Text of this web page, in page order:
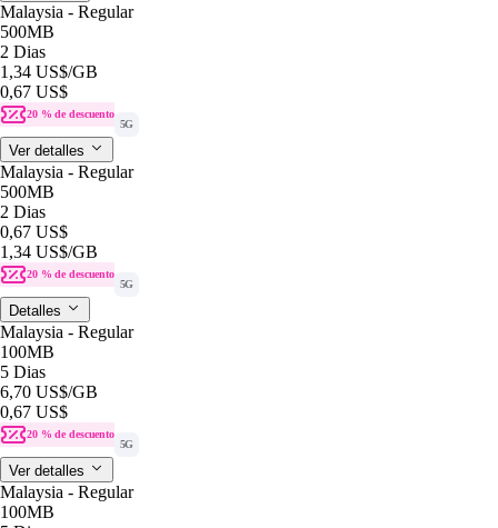
Malaysia - Regular
500MB
2 Dias
1,34 US$/GB
0,67 US$
20 % de descuento
5G
Ver detalles
Malaysia - Regular
500MB
2 Dias
0,67 US$
1,34 US$/GB
20 % de descuento
5G
Detalles
Malaysia - Regular
100MB
5 Dias
6,70 US$/GB
0,67 US$
20 % de descuento
5G
Ver detalles
Malaysia - Regular
100MB